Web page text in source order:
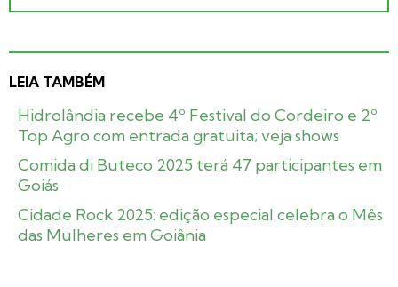
LEIA TAMBÉM
Hidrolândia recebe 4º Festival do Cordeiro e 2º
Top Agro com entrada gratuita; veja shows
Comida di Buteco 2025 terá 47 participantes em
Goiás
Cidade Rock 2025: edição especial celebra o Mês
das Mulheres em Goiânia